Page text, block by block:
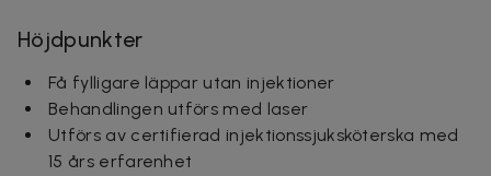
Höjdpunkter
Få fylligare läppar utan injektioner
Behandlingen utförs med laser
Utförs av certifierad injektionssjuksköterska med
15 års erfarenhet